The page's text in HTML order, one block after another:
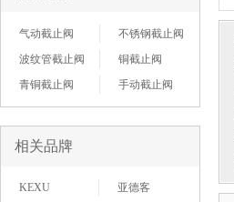
气动截止阀
不锈钢截止阀
波纹管截止阀
铜截止阀
青铜截止阀
手动截止阀
相关品牌
KEXU 亚德客